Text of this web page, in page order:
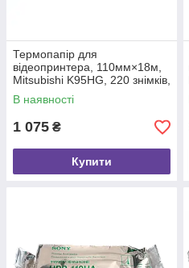
Термопапір для
відеопринтера, 110мм×18м,
Mitsubishi K95HG, 220 знімків,
1 шт.
В наявності
1 075 ₴
Купити